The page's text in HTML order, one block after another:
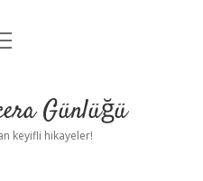
Günlüğü
keyifli hikayeler!